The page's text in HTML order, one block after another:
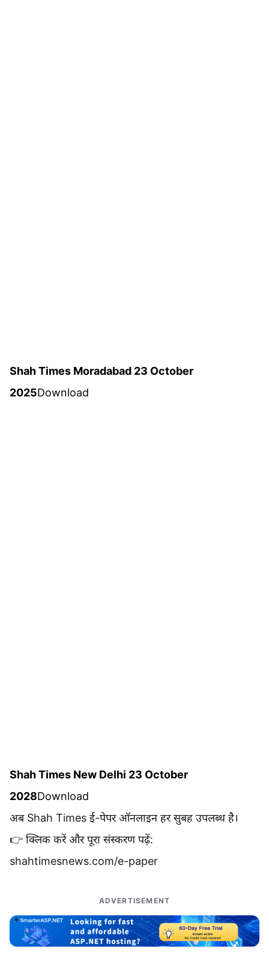
Shah Times Moradabad 23 October
2025Download
Shah Times New Delhi 23 October
2028Download
अब Shah Times ई-पेपर ऑनलाइन हर सुबह उपलब्ध है।
👉 क्लिक करें और पूरा संस्करण पढ़ें:
shahtimesnews.com/e-paper
ADVERTISEMENT